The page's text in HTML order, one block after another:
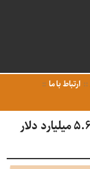
ارتباط با ما
ارزش صادرات معدن و صنایع معدنی از ۵.۶ میلیارد دلار